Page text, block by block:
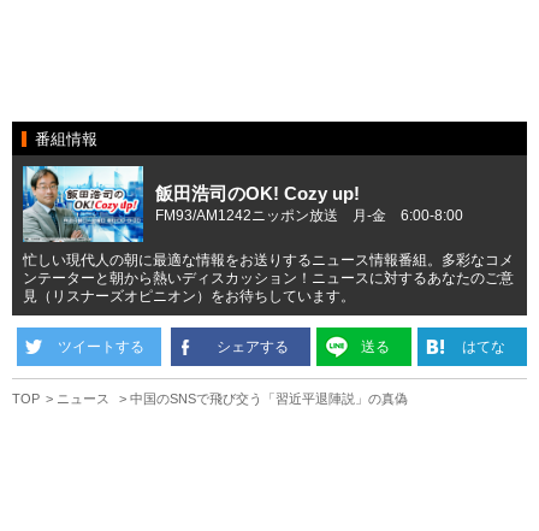
番組情報
飯田浩司のOK! Cozy up!
FM93/AM1242ニッポン放送 月-金 6:00-8:00
忙しい現代人の朝に最適な情報をお送りするニュース情報番組。多彩なコメ
ンテーターと朝から熱いディスカッション！ニュースに対するあなたのご意
見（リスナーズオピニオン）をお待ちしています。
ツイートする シェアする 送る はてな
TOP ニュース 中国のSNSで飛び交う「習近平退陣説」の真偽